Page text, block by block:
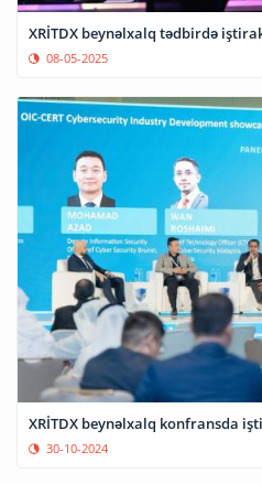
XRİTDX beynəlxalq tədbirdə
08-05-2025
XRİTDX beynəlxalq konfransda
30-10-2024